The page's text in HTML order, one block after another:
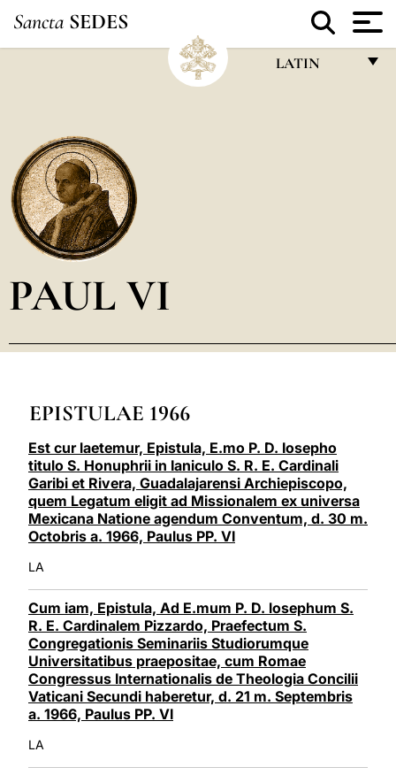
Sancta SEDES
LATIN
العربيّة
PAUL VI
EPISTULAE 1966
Est cur laetemur, Epistula, E.mo P. D. Iosepho
titulo S. Honuphrii in Ianiculo S. R. E. Cardinali
Garibi et Rivera, Guadalajarensi Archiepiscopo,
quem Legatum eligit ad Missionalem ex universa
Mexicana Natione agendum Conventum, d. 30 m.
Octobris a. 1966, Paulus PP. VI
LA
Cum iam, Epistula, Ad E.mum P. D. losephum S.
R. E. Cardinalem Pizzardo, Praefectum S.
Congregationis Seminariis Studiorumque
Universitatibus praepositae, cum Romae
Congressus Internationalis de Theologia Concilii
Vaticani Secundi haberetur, d. 21 m. Septembris
a. 1966, Paulus PP. VI
LA